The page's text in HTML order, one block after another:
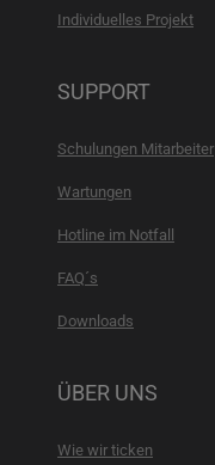
Individuelles Projekt
SUPPORT
Schulungen Mitarbeiter
Wartungen
Hotline im Notfall
FAQ´s
Downloads
ÜBER UNS
Wie wir ticken